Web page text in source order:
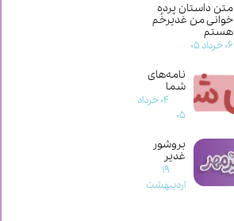
متن داستان پرده
خوانی من غدیرخُم
هستم
۰۶ خرداد ۰۵
نامه‌های
شما
۰۴ خرداد
۰۵
بروشور
غدیر
۱۹
اردیبهشت